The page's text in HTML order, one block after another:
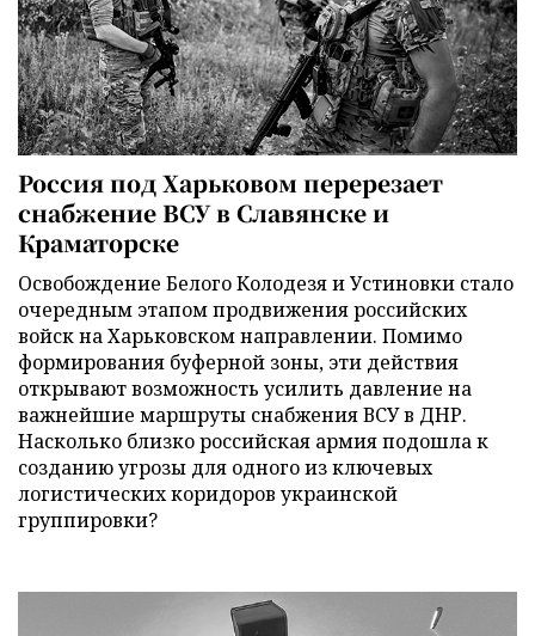
Россия под Харьковом перерезает
снабжение ВСУ в Славянске и
Краматорске
Освобождение Белого Колодезя и Устиновки стало
очередным этапом продвижения российских
войск на Харьковском направлении. Помимо
формирования буферной зоны, эти действия
открывают возможность усилить давление на
важнейшие маршруты снабжения ВСУ в ДНР.
Насколько близко российская армия подошла к
созданию угрозы для одного из ключевых
логистических коридоров украинской
группировки?